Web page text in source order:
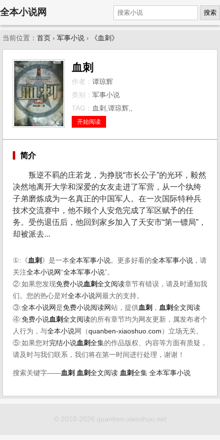
全本小说网 搜索
当前位置： 首页 › 军事小说 › 《血刺》
血刺
作者： 谭琼辉
类别： 军事小说
TAG： 血刺,谭琼辉,,
开始阅读
简介
叛逆不羁的庄若龙，为挣脱“市长公子”的光环，毅然
决然地离开大学和深爱的女友走进了军营，从一个纨绔
子弟磨炼成为一名真正的中国军人。在一次国际特种兵
技术交流赛中，他不顾个人安危完成了军区赋予的任
务。受伤退伍后，他回到家乡加入了天安市“第一镖局”，
却被派去...
①:《 血刺 》是一本全本军事小说。更多好看的全本军事小说 ，请
关注全本小说网“全本军事小说”。
②:如果您发现免费小说血刺全文阅读章节有错误，请及时通知我
们。您的热心是对全本小说网最大的支持。
③:全本小说网是免费小说阅读网站，提供血刺 ， 血刺全文阅读
④:免费小说血刺全文阅读的所有章节均为网友更新，属发布者个
人行为，与全本小说网（quanben-xiaoshuo.com ）立场无关。
⑤:如果您对完结小说血刺全集的作品版权、内容等方面有质疑，
请及时与我们联系，我们将在第一时间进行处理，谢谢！
搜索关键字——血刺 血刺全文阅读 血刺全集 全本军事小说
© 2010-2026 quanben-xiaoshuo.net